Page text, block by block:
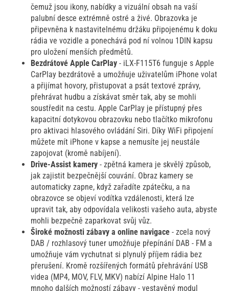
čemuž jsou ikony, nabídky a vizuální obsah na vaší
palubní desce extrémně ostré a živé. Obrazovka je
připevněna k nastavitelnému držáku připojenému k doku
rádia ve vozidle a ponechává pod ní volnou 1DIN kapsu
pro uložení menších předmětů.
Bezdrátové Apple CarPlay - iLX-F115T6 funguje s Apple
CarPlay bezdrátově a umožňuje uživatelům iPhone volat
a přijímat hovory, přistupovat a psát textové zprávy,
přehrávat hudbu a získávat směr tak, aby se mohli
soustředit na cestu. Apple CarPlay je přístupný přes
kapacitní dotykovou obrazovku nebo tlačítko mikrofonu
pro aktivaci hlasového ovládání Siri. Díky WiFi připojení
můžete mít iPhone v kapse a nemusíte jej neustále
zapojovat (kromě nabíjení).
Drive-Assist kamery - zpětná kamera je skvělý způsob,
jak zajistit bezpečnější couvání. Obraz kamery se
automaticky zapne, když zařadíte zpátečku, a na
obrazovce se objeví vodítka vzdálenosti, která lze
upravit tak, aby odpovídala velikosti vašeho auta, abyste
mohli bezpečně zaparkovat svůj vůz.
Široké možnosti zábavy a online navigace - zcela nový
DAB / rozhlasový tuner umožňuje přepínání DAB - FM a
umožňuje vám vychutnat si plynulý příjem rádia bez
přerušení. Kromě rozšířených formátů přehrávání USB
videa (MP4, MOV, FLV, MKV) nabízí Alpine Halo 11
mnoho dalších možností zábavy - vestavěný modul